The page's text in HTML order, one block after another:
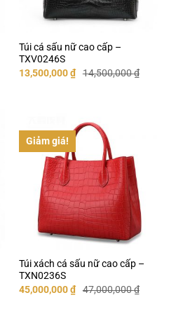
Túi cá sấu nữ cao cấp –
TXV0246S
14,500,000₫
Giá
gốc
13,500,000₫Giá
hiện
Giảm giá!
Túi xách cá sấu nữ cao cấp –
TXN0236S
47,000,000₫
Giá
gốc
45,000,000₫Giá
hiện